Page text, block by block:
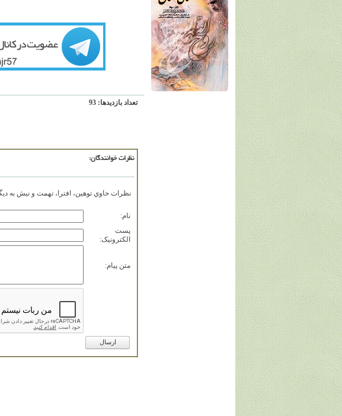
تعداد بازديدها: 93
نظرات خوانندگان:
نظرات حاوي توهين، افترا، تهمت و نيش به
نام:
پست
الکترونيک:
متن پيام: